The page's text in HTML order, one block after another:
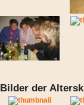
Bilder der